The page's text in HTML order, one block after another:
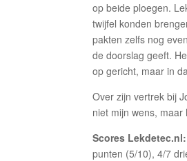
op beide ploegen.
twijfel konden
pakten zelfs nog
de doorslag geeft.
op gericht, maar in
Over zijn vertrek bij
niet mijn wens,
Scores Lekdetec.nl:
punten (5/10), 4/7